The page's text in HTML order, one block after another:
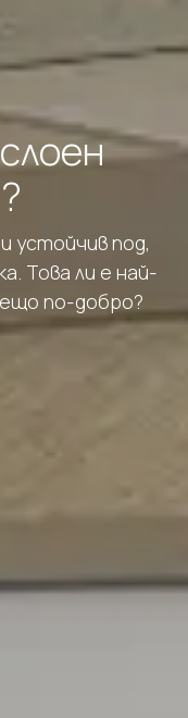
устойчив под,
Това ли е най-
по-добро?